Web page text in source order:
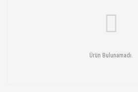
Ürün Bulunamadı.